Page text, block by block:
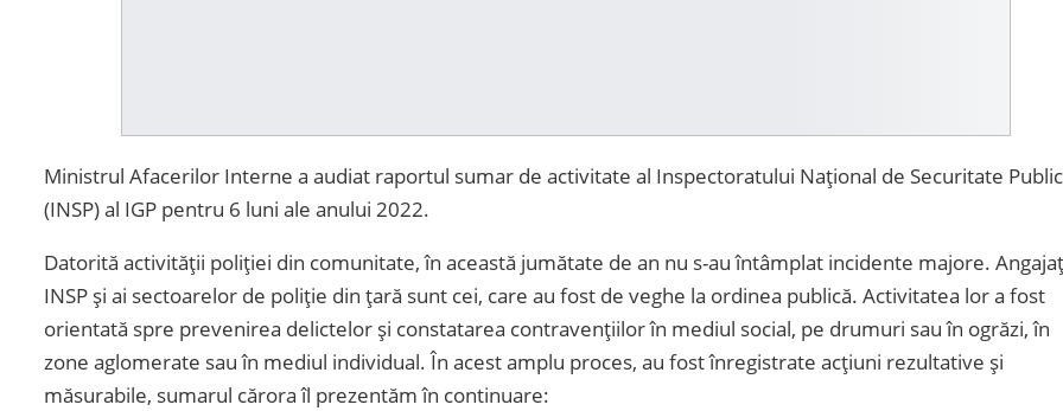
Ministrul Afacerilor Interne a audiat raportul sumar de activitate al Inspectoratului Național de Securitate
(INSP) al IGP pentru 6 luni ale anului 2022.
Datorită activității poliției din comunitate, în această jumătate de an nu s-au întâmplat incidente majore.
INSP și ai sectoarelor de poliție din țară sunt cei, care au fost de veghe la ordinea publică. Activitatea lor a fost
orientată spre prevenirea delictelor și constatarea contravențiilor în mediul social, pe drumuri sau în ogrăzi, în
zone aglomerate sau în mediul individual. În acest amplu proces, au fost înregistrate acțiuni rezultative și
măsurabile, sumarul cărora îl prezentăm în continuare: